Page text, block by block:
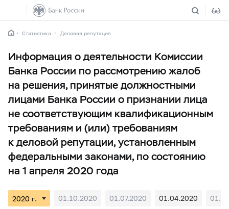
Статистика Деловая репутация
Информация о деятельности Комиссии
Банка России по рассмотрению жалоб
на решения, принятые должностными
лицами Банка России о признании лица
не соответствующим квалификационным
требованиям и (или) требованиям
к деловой репутации, установленным
федеральными законами, по состоянию
на 1 апреля 2020 года
01.10.2020 01.07.2020 01.04.2020